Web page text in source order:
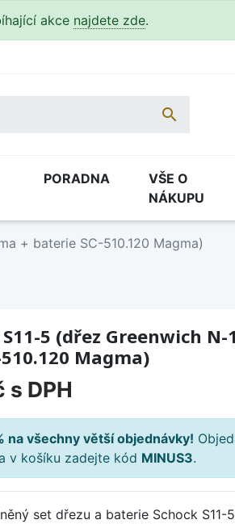
akce najdete zde.

PORADNA
VŠE O
NÁKUPU
+ baterie SC-510.120 Magma)
S11-5 (dřez Greenwich
Magma)
s DPH
na všechny větší objednávky!
v košíku zadejte kód MINUS3.
set dřezu a baterie Schock S11-